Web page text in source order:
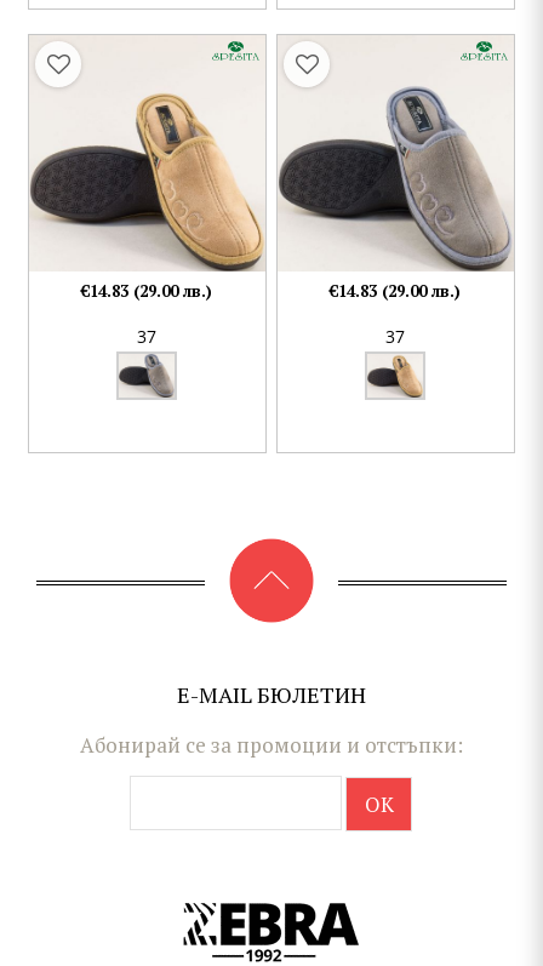
37
€14.83 (29.00 лв.)
37
€14.83 (29.00 лв.)
E-MAIL БЮЛЕТИН
Абонирай се за промоции и отстъпки: